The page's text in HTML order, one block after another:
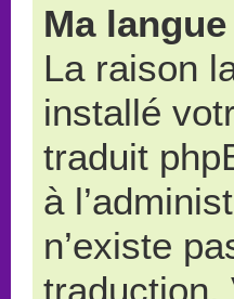
Ma
La raison
installé
traduit
à
n’existe
traduction.